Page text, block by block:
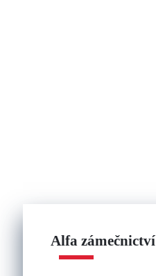
Alfa zámečnictví